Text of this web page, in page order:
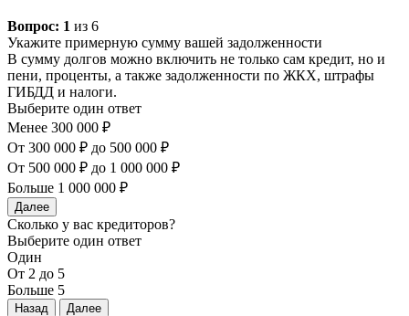
Вопрос: 1 из 6
Укажите примерную сумму вашей задолженности
В сумму долгов можно включить не только сам кредит, но и
пени, проценты, а также задолженности по ЖКХ, штрафы
ГИБДД и налоги.
Выберите один ответ
Менее 300 000 ₽
От 300 000 ₽ до 500 000 ₽
От 500 000 ₽ до 1 000 000 ₽
Больше 1 000 000 ₽
Далее
Сколько у вас кредиторов?
Выберите один ответ
Один
От 2 до 5
Больше 5
Назад Далее